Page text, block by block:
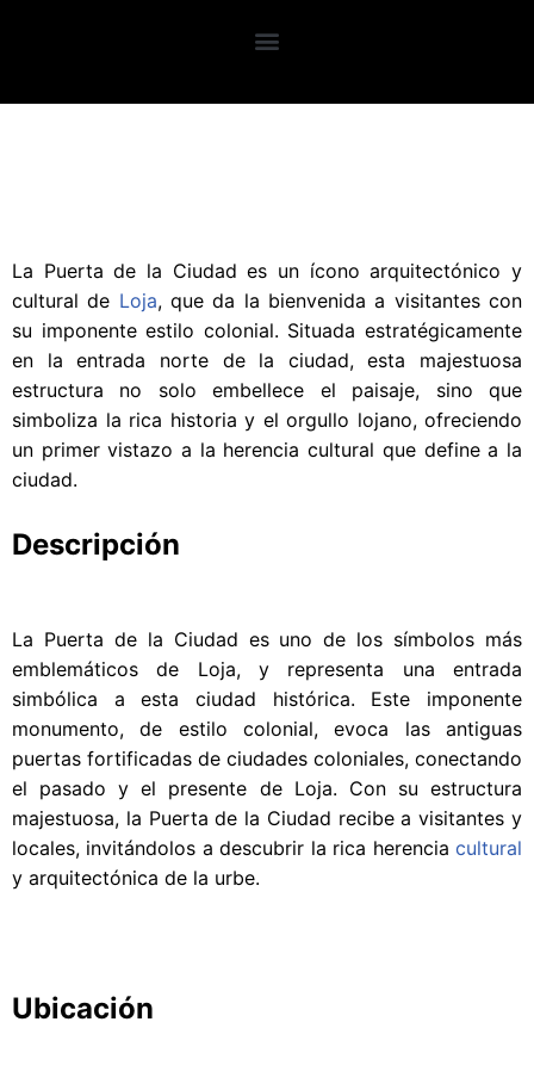
La Puerta de la Ciudad es un ícono arquitectónico y
cultural de Loja, que da la bienvenida a visitantes con
su imponente estilo colonial. Situada estratégicamente
en la entrada norte de la ciudad, esta majestuosa
estructura no solo embellece el paisaje, sino que
simboliza la rica historia y el orgullo lojano, ofreciendo
un primer vistazo a la herencia cultural que define a la
ciudad.
Descripción
La Puerta de la Ciudad es uno de los símbolos más
emblemáticos de Loja, y representa una entrada
simbólica a esta ciudad histórica. Este imponente
monumento, de estilo colonial, evoca las antiguas
puertas fortificadas de ciudades coloniales, conectando
el pasado y el presente de Loja. Con su estructura
majestuosa, la Puerta de la Ciudad recibe a visitantes y
locales, invitándolos a descubrir la rica herencia cultural
y arquitectónica de la urbe.
Ubicación